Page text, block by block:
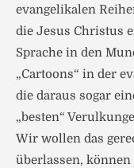
evangelikalen
die Jesus Christus
Sprache in den
„Cartoons“ in der
die daraus sogar
„besten“
Wir wollen das
überlassen,